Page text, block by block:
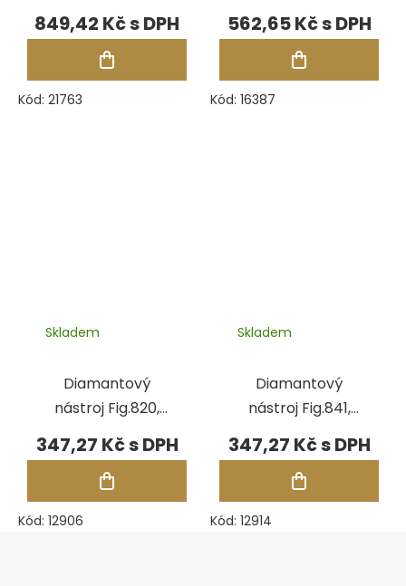
GraverTool,
jemný
849,42 Kč
Kód: 21763
pr.5,00 mm
562,65 Kč
Kód: 16387
Diamantový
nástroj Fig.820,
pr.6,00 mm
Skladem
347,27 Kč
Kód: 12906
Diamantový
nástroj Fig.841,
pr.3,50 mm
Skladem
347,27 Kč
Kód: 12914